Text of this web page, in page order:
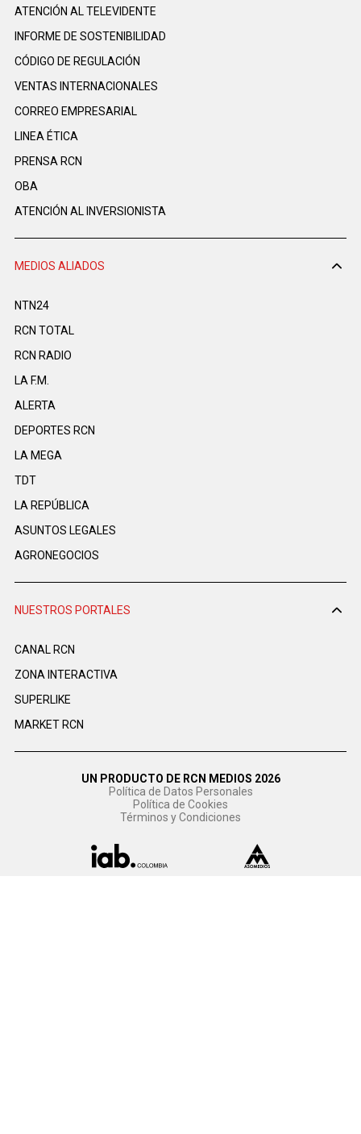
ATENCIÓN AL TELEVIDENTE
INFORME DE SOSTENIBILIDAD
CÓDIGO DE REGULACIÓN
VENTAS INTERNACIONALES
CORREO EMPRESARIAL
LINEA ÉTICA
PRENSA RCN
OBA
ATENCIÓN AL INVERSIONISTA
MEDIOS ALIADOS
NTN24
RCN TOTAL
RCN RADIO
LA F.M.
ALERTA
DEPORTES RCN
LA MEGA
TDT
LA REPÚBLICA
ASUNTOS LEGALES
AGRONEGOCIOS
NUESTROS PORTALES
CANAL RCN
ZONA INTERACTIVA
SUPERLIKE
MARKET RCN
UN PRODUCTO DE RCN MEDIOS 2026
Política de Datos Personales
Política de Cookies
Términos y Condiciones